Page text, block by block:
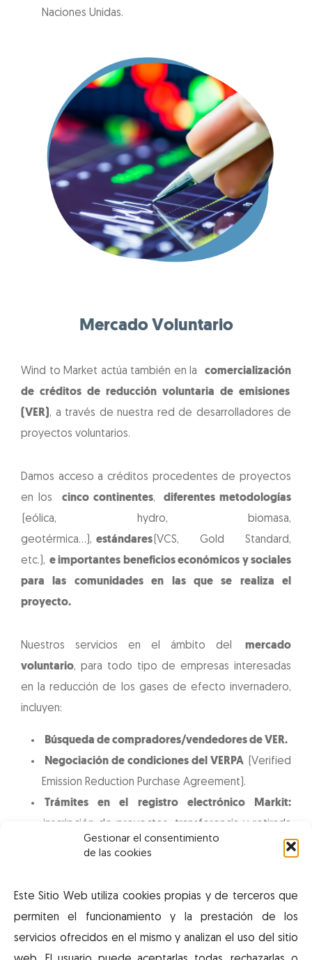
Gestionar el consentimiento
de las cookies
Este Sitio Web utiliza cookies propias y de terceros que
permiten el funcionamiento y la prestación de los
servicios ofrecidos en el mismo y analizan el uso del sitio
Naciones Unidas.
Mercado Voluntario
Wind to Market actúa también en la
comercialización
de créditos de reducción voluntaria de emisiones
(VER) , a través de nuestra red de desarrolladores de
proyectos voluntarios.
Damos acceso a créditos procedentes de proyectos
en los
cinco continentes,
diferentes metodologías
(eólica, hydro, biomasa,
geotérmica…), estándares (VCS, Gold Standard,
etc.), e importantes beneficios económicos y sociales
para las comunidades en las que se realiza el
proyecto.
Nuestros servicios en el ámbito del
mercado
voluntario, para todo tipo de empresas interesadas
en la reducción de los gases de efecto invernadero,
incluyen:
Búsqueda de compradores/vendedores de VER.
Negociación de condiciones del VERPA
(Verified
Emission Reduction Purchase Agreement).
Trámites en el registro electrónico Markit:
inscripción de proyectos, transferencia y retirada
de créditos, emisión de certificados de retirada